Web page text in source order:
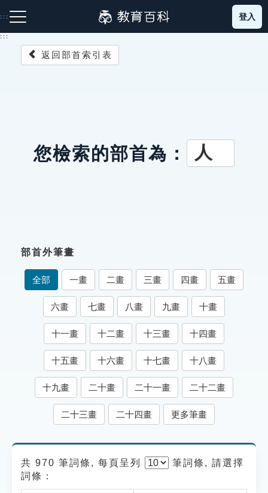
到
主
:::
成語故事
索引選單
知識索引
單字索引
生命大百科索引
遊戲專區
貓頭鷹博士
登入
:::
返回部首索引表
您檢索的部首為： 人
部首外筆畫
全部 一畫 二畫 三畫 四畫 五畫
六畫 七畫 八畫 九畫 十畫
十一畫 十二畫 十三畫 十四畫
十五畫 十六畫 十七畫 十八畫
十九畫 二十畫 二十一畫 二十二畫
二十三畫 二十四畫 更多筆畫
共 970 筆詞條, 每頁呈列 筆詞條, 請選擇
詞條：